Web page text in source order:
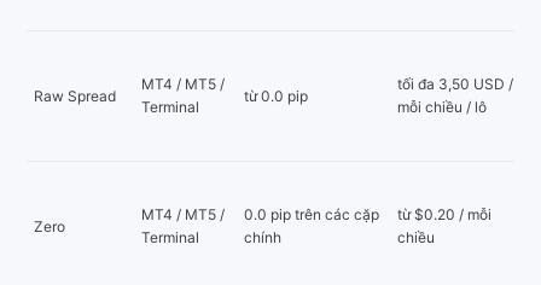
Raw Spread
MT4 / MT5 /
Terminal
từ 0.0 pip
tối đa 3,50 USD /
mỗi chiều / lô
Zero
MT4 / MT5 /
Terminal
0.0 pip trên các cặp
chính
từ $0.20 / mỗi
chiều